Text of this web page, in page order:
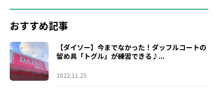
おすすめ記事
【ダイソー】今までなかった！ダッフルコートの
留め具「トグル」が練習できる♪...
2022.11.25